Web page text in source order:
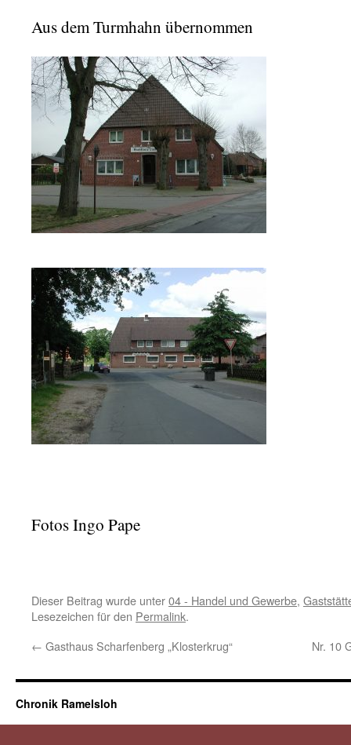
Aus dem Turmhahn übernommen
Fotos Ingo Pape
Dieser Beitrag wurde unter04 - Handel und Gewerbe,
Lesezeichen für den Permalink.
← Gasthaus Scharfenberg „Klosterkrug“ Nr. 10
Chronik Ramelsloh